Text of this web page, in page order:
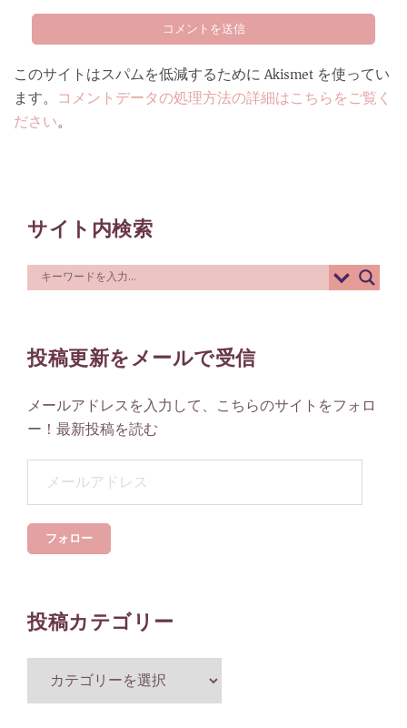
このサイトはスパムを低減するために Akismet を使ってい
ます。 コメントデータの処理方法の詳細はこちらをご覧く
ださい。
サイト内検索
投稿更新をメールで受信
メールアドレスを入力して、こちらのサイトをフォロ
ー！最新投稿を読む
ル
ス
フォロー
投稿カテゴリー